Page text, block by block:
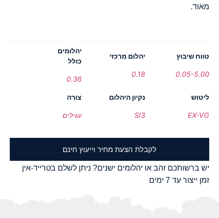
מאוד.
טווח שיבוץ
0.05-5.00
יהלום מרכזי
0.18
יהלומים
כולל
0.36
ליטוש
EX-VG
נקיון היהלום
SI3
צורה
עגילים
לקבלת הצעת מחיר וייעוץ חינם
יש ברשותכם זהב או יהלומים ישנים? ניתן לשלם בטרייד-אין
זמן ייצור עד 7 ימים